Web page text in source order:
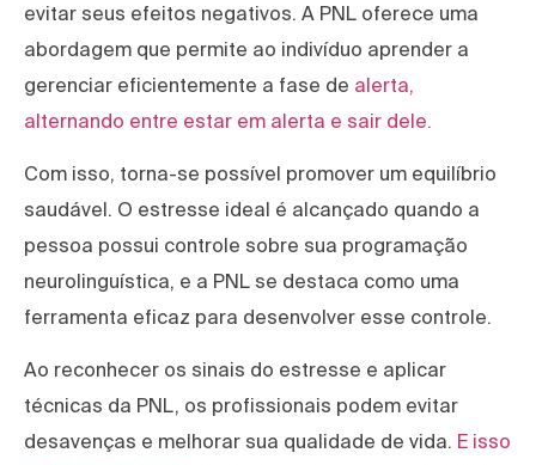
evitar seus efeitos negativos. A PNL oferece uma
abordagem que permite ao indivíduo aprender a
gerenciar eficientemente a fase de alerta,
alternando entre estar em alerta e sair dele.
Com isso, torna-se possível promover um equilíbrio
saudável. O estresse ideal é alcançado quando a
pessoa possui controle sobre sua programação
neurolinguística, e a PNL se destaca como uma
ferramenta eficaz para desenvolver esse controle.
Ao reconhecer os sinais do estresse e aplicar
técnicas da PNL, os profissionais podem evitar
desavenças e melhorar sua qualidade de vida. E isso